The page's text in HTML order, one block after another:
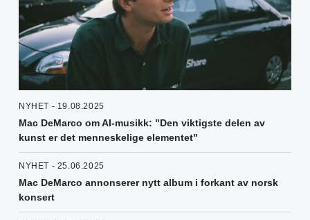
NYHET - 19.08.2025
Mac DeMarco om AI-musikk: "Den viktigste delen av
kunst er det menneskelige elementet"
NYHET - 25.06.2025
Mac DeMarco annonserer nytt album i forkant av norsk
konsert